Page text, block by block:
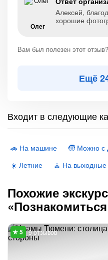
Олег
Алексей,
хорошие
Вам был полезен этот отзыв?
Ещё
Входит в следующие
🚗 На машине 🧒 Можно с
☀️ Летние
🧘 На выходные
Похожие
9 отзывов